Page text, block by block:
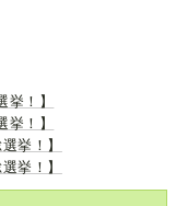
挙！】
挙！】
挙！】
挙！】